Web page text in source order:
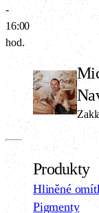
-
16:00
hod.
Produkty
Hliněné
Pigmenty